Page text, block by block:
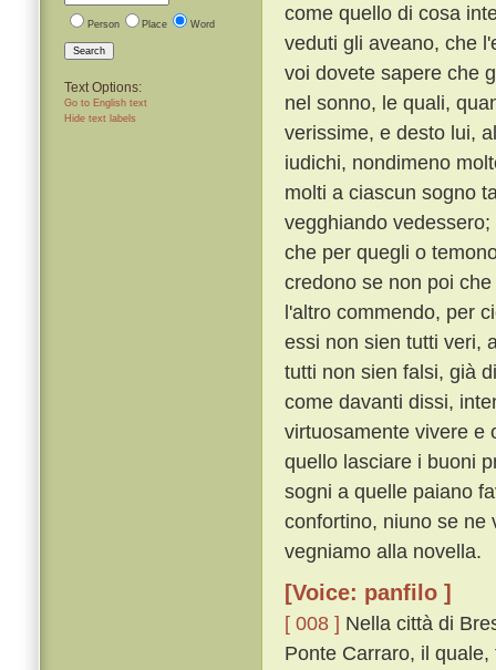
Person Place Word
Search
Text Options:
Go to English text
Hide text labels
come quello di cosa
veduti gli aveano, che
voi dovete sapere che
nel sonno, le quali,
verissime, e desto lui,
iudichi, nondimeno
molti a ciascun sogno
vegghiando
che per quegli o
credono se non poi
l'altro commendo, per
essi non sien tutti veri,
tutti non sien falsi, già
come davanti dissi,
virtuosamente vivere e
quello lasciare i buoni
sogni a quelle paiano
confortino, niuno se ne
vegniamo alla novella.
[Voice: panfilo ]
[ 008 ] Nella città di
Ponte Carraro, il